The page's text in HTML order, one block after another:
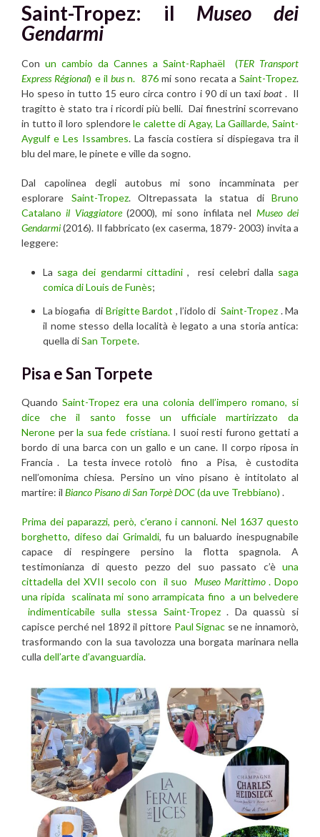
Saint-Tropez: il Museo dei
Gendarmi
Con un cambio da Cannes a Saint-Raphaël (TER Transport
Express Régional) e il busn. 876mi sono recata a Saint-Tropez.
Ho speso in tutto 15 euro circa contro i 90 di un taxiboat. Il
tragitto è stato tra i ricordi più belli. Dai finestrini scorrevano
in tutto il loro splendorele calette di Agay, La Gaillarde, Saint-
Aygulf e Les Issambres. La fascia costiera si dispiegava tra il
blu del mare, le pinete e ville da sogno.
Dal capolinea degli autobus mi sono incamminata per
esplorare Saint-Tropez. Oltrepassata la statua di Bruno
Catalanoil Viaggiatore(2000), mi sono infilata nel Museo dei
Gendarmi(2016). Il fabbricato (ex caserma, 1879- 2003) invita a
leggere:
La saga dei gendarmi cittadini, resi celebri dalla saga
comica di Louis de Funès;
La biogafia di Brigitte Bardot , l’idolo diSaint-Tropez . Ma
il nome stesso della località è legato a una storia antica:
quella diSan Torpete.
Pisa e San Torpete
Quando Saint-Tropez era una colonia dell’impero romano, si
dice che il santo fosse un ufficiale martirizzato da
Nerone perla sua fede cristiana.I suoi resti furono gettati a
bordo di una barca con un gallo e un cane. Il corpo riposa in
Francia . La testa invece rotolò fino a Pisa, è custodita
nell’omonima chiesa. Persino un vino pisano è intitolato al
martire: il Bianco Pisano di San Torpè DOC(da uve Trebbiano) .
Prima dei paparazzi, però, c’erano i cannoni. Nel 1637 questo
borghetto, difeso dai Grimaldi, fu un baluardo inespugnabile
capace di respingere persino la flotta spagnola. A
testimonianza di questo pezzo del suo passato c’è una
cittadella del XVII secolo con il suo Museo Marittimo. Dopo
una ripida scalinata mi sono arrampicata fino a un belvedere
indimenticabile sulla stessa Saint-Tropez. Da quassù si
capisce perché nel 1892 il pittore Paul Signac se ne innamorò,
trasformando con la sua tavolozza una borgata marinara nella
culla dell’arte d’avanguardia.